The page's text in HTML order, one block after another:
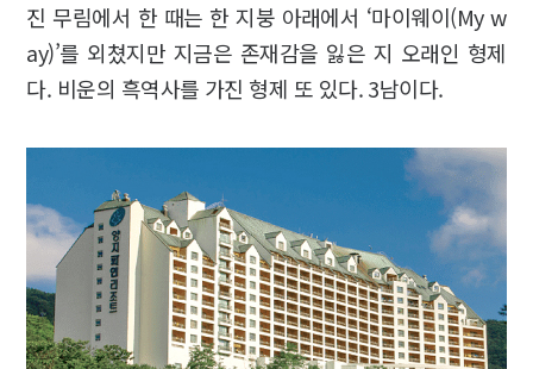
진 무림에서 한 때는 한 지붕 아래에서 ‘마이웨이(My w
ay)’를 외쳤지만 지금은 존재감을 잃은 지 오래인 형제
다. 비운의 흑역사를 가진 형제 또 있다. 3남이다.